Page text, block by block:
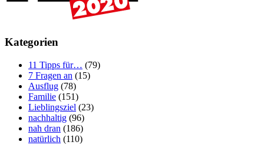
Kategorien
11 Tipps für… (79)
7 Fragen an (15)
Ausflug (78)
Familie (151)
Lieblingsziel (23)
nachhaltig (96)
nah dran (186)
natürlich (110)